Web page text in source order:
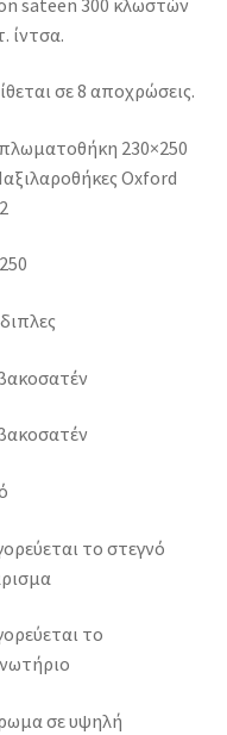
ίντσα.
σε 8 αποχρώσεις.
230×250
Oxford
το στεγνό
το
σε υψηλή